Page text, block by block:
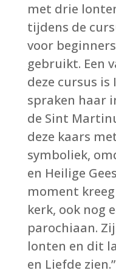
met drie
tijdens de
voor
gebruikt. Een
deze cursus is
spraken haar
de Sint
deze kaars
symboliek,
en Heilige
moment
kerk, ook nog
parochiaan.
lonten en dit
en Liefde